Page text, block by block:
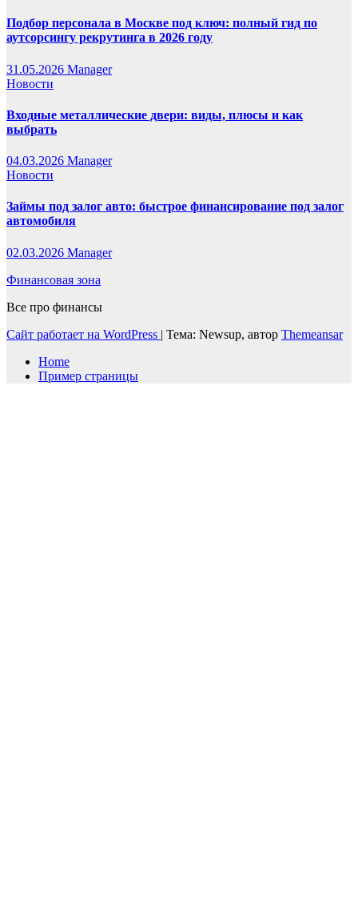
Подбор персонала в Москве под ключ: полный гид по
аутсорсингу рекрутинга в 2026 году
31.05.2026 Manager
Новости
Входные металлические двери: виды, плюсы и как
выбрать
04.03.2026 Manager
Новости
Займы под залог авто: быстрое финансирование под залог
автомобиля
02.03.2026 Manager
Финансовая зона
Все про финансы
Сайт работает на WordPress | Тема: Newsup, автор Themeansar
Home
Пример страницы